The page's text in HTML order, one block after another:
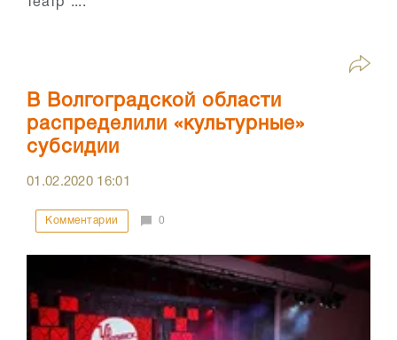
театр"....
В Волгоградской области
распределили «культурные»
субсидии
01.02.2020 16:01
Комментарии 0